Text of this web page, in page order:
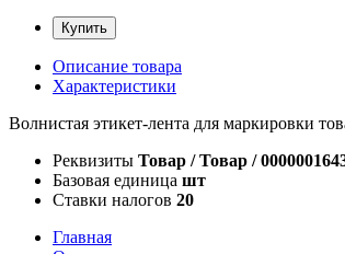
Купить
Описание товара
Характеристики
Волнистая этикет-лента для маркировки
Реквизиты Товар / Товар /
Базовая единица шт
Ставки налогов 20
Главная